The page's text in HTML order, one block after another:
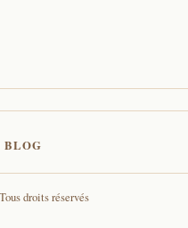
BLOG
droits réservés